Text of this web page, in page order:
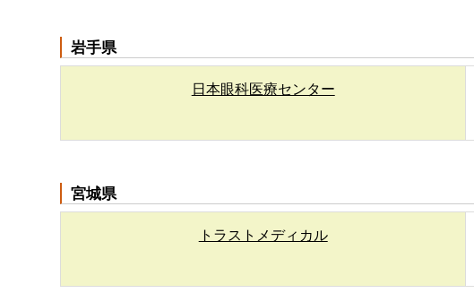
岩手県
日本眼科医療センター
宮城県
トラストメディカル